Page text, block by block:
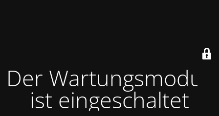
Der Wartungsmodus
ist eingeschaltet